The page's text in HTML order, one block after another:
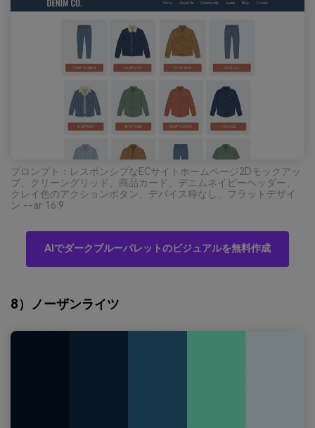
プロンプト：レスポンシブなECサイトホームページ2Dモックアッ
プ、クリーングリッド、商品カード、デニムネイビーヘッダー、
クレイ色のアクションボタン、デバイス枠なし、フラットデザイ
ン --ar 16:9
AIでダークブルーパレットのビジュアルを無料作成
8）ノーザンライツ